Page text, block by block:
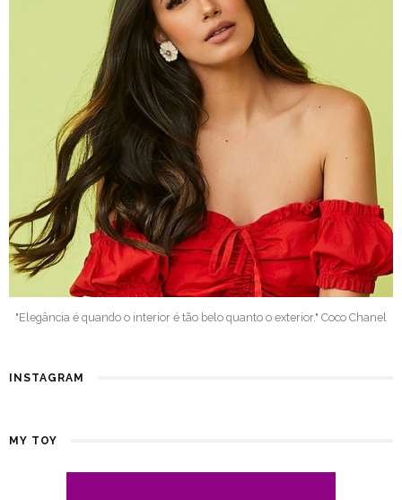
"Elegância é quando o interior é tão belo quanto o exterior." Coco Chanel
INSTAGRAM
MY TOY